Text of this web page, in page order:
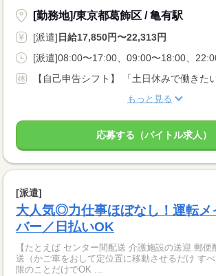
[勤務地]/東京都葛飾区 / 亀有駅
[派遣] 日給17,850円〜22,313円
[派遣]08:00〜17:00、09:00〜18:00、
もっと見る
応募する（バイトル求人）
[派遣]
大人気◎力仕事ほぼなし！運転メ
バー／日払いOK
【たとえば センター間配送 介護施設の送迎 郵
送（かご車をおして定位置に移動させるだけ す
限のことだけでOK ...